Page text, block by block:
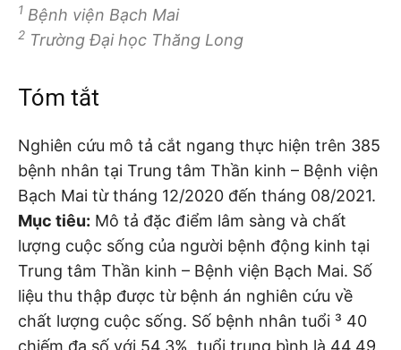
1 Bệnh viện Bạch Mai
2 Trường Đại học Thăng Long
Tóm tắt
Nghiên cứu mô tả cắt ngang thực hiện trên 385
bệnh nhân tại Trung tâm Thần kinh – Bệnh viện
Bạch Mai từ tháng 12/2020 đến tháng 08/2021.
Mục tiêu: Mô tả đặc điểm lâm sàng và chất
lượng cuộc sống của người bệnh động kinh tại
Trung tâm Thần kinh – Bệnh viện Bạch Mai. Số
liệu thu thập được từ bệnh án nghiên cứu về
chất lượng cuộc sống. Số bệnh nhân tuổi ³ 40
chiếm đa số với 54,3%, tuổi trung bình là 44,49